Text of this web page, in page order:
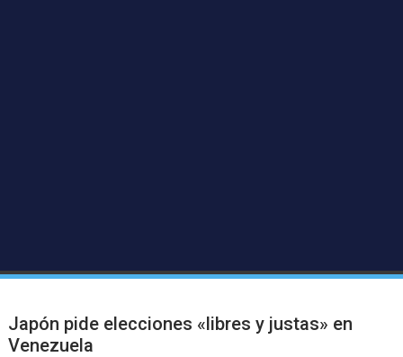
Japón pide elecciones «libres y justas» en
Venezuela